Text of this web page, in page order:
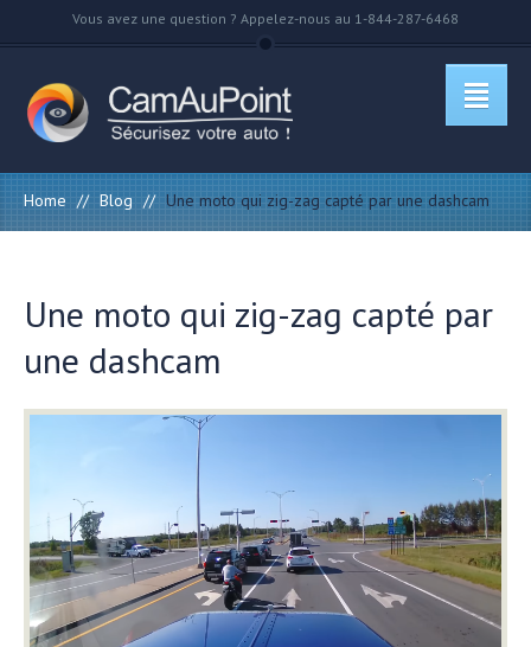
Vous avez une question ? Appelez-nous au 1-844-287-6468
Home // Blog // Une moto qui zig-zag capté par une dashcam
Une moto qui zig-zag capté par
une dashcam